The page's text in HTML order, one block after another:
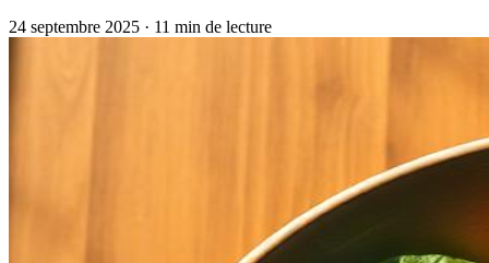
24 septembre 2025 · 11 min de lecture